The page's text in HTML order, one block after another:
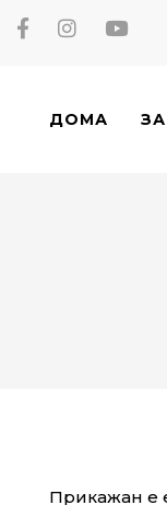
ДОМА
Прикажан е